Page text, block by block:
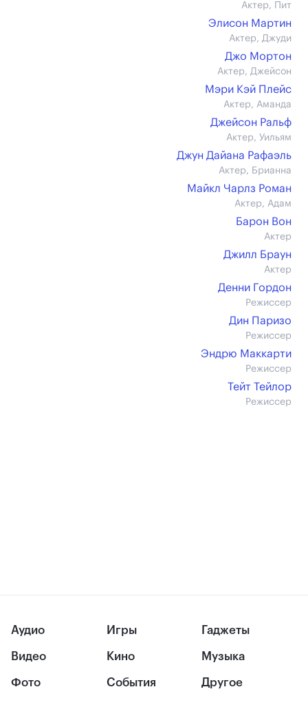
Актер, Пит
Элисон Мартин
Актер, Джуди
Джо Мортон
Актер, Джейсон
Мэри Кэй Плейс
Актер, Аманда
Джейсон Ральф
Актер, Уильям
Джун Дайана Рафаэль
Актер, Брианна
Майкл Чарлз Роман
Актер, Адам
Барон Вон
Актер
Джилл Браун
Актер
Денни Гордон
Режиссер
Дин Паризо
Режиссер
Эндрю Маккарти
Режиссер
Тейт Тейлор
Режиссер
Аудио
Видео
Фото
Игры
Кино
События
Гаджеты
Музыка
Другое